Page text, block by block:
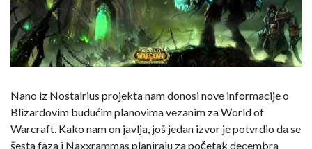
Nano iz Nostalrius projekta nam donosi nove informacije o
Blizardovim budućim planovima vezanim za World of
Warcraft. Kako nam on javlja, još jedan izvor je potvrdio da se
šesta faza i Naxxrammas planiraju za početak decembra